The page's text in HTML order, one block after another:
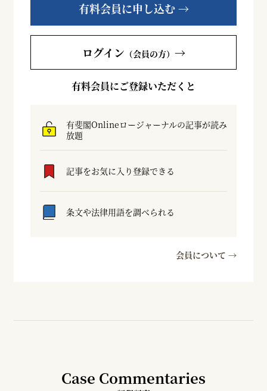
有料会員に申し込む →
ログイン （会員の方） →
有料会員にご登録いただくと
有斐閣Onlineロージャーナルの記事が読み
放題
記事をお気に入り登録できる
条文や法律用語を調べられる
会員について →
Case Commentaries